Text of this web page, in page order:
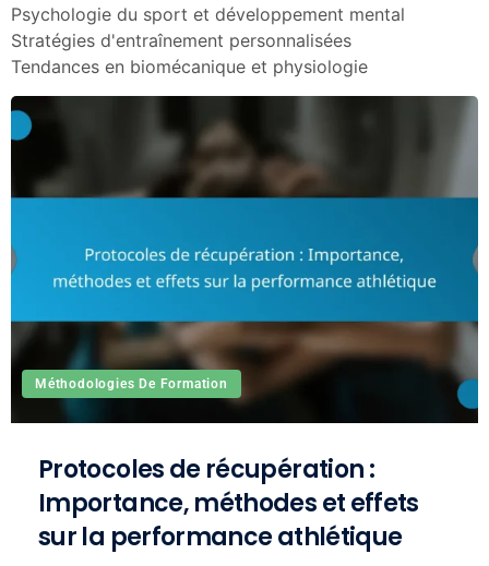
Psychologie du sport et développement mental
Stratégies d'entraînement personnalisées
Tendances en biomécanique et physiologie
Méthodologies De Formation
Protocoles de récupération :
Importance, méthodes et effets
sur la performance athlétique